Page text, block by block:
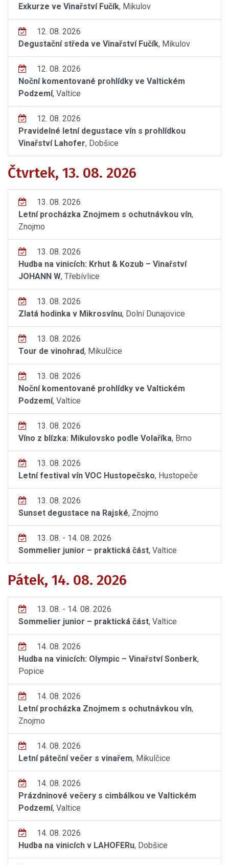
Exkurze ve Vinařství Fučík, Mikulov
12. 08. 2026
Degustační středa ve Vinařství Fučík, Mikulov
12. 08. 2026
Noční komentované prohlídky ve Valtickém
Podzemí, Valtice
12. 08. 2026
Pravidelné letní degustace vín s prohlídkou
Vinařství Lahofer, Dobšice
Čtvrtek, 13. 08. 2026
13. 08. 2026
Letní procházka Znojmem s ochutnávkou vín,
Znojmo
13. 08. 2026
Hudba na vinicích: Krhut & Kozub – Vinařství
JOHANN W, Třebívlice
13. 08. 2026
Zlatá hodinka v Mikrosvínu, Dolní Dunajovice
13. 08. 2026
Tour de vinohrad, Mikulčice
13. 08. 2026
Noční komentované prohlídky ve Valtickém
Podzemí, Valtice
13. 08. 2026
Víno z blízka: Mikulovsko podle Volaříka, Brno
13. 08. 2026
Letní festival vín VOC Hustopečsko, Hustopeče
13. 08. 2026
Sunset degustace na Rajské, Znojmo
13. 08. - 14. 08. 2026
Sommelier junior – praktická část, Valtice
Pátek, 14. 08. 2026
13. 08. - 14. 08. 2026
Sommelier junior – praktická část, Valtice
14. 08. 2026
Hudba na vinicích: Olympic – Vinařství Sonberk,
Popice
14. 08. 2026
Letní procházka Znojmem s ochutnávkou vín,
Znojmo
14. 08. 2026
Letní páteční večer s vinařem, Mikulčice
14. 08. 2026
Prázdninové večery s cimbálkou ve Valtickém
Podzemí, Valtice
14. 08. 2026
Hudba na vinicích v LAHOFERu, Dobšice